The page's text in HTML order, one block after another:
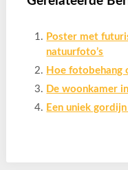
Poster met
natuurfoto’s
Hoe fotobehang
De woonkamer
Een uniek